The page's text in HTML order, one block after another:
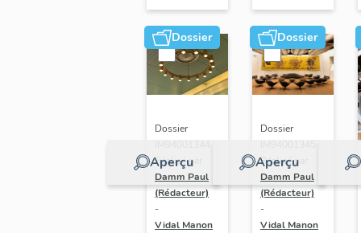
Dossier
Aperçu
Dossier
Réalisé par
Damm Paul
(Rédacteur)
-
Vidal Manon
Dossier
Aperçu
Dossier
Réalisé par
Damm Paul
(Rédacteur)
-
Vidal Manon